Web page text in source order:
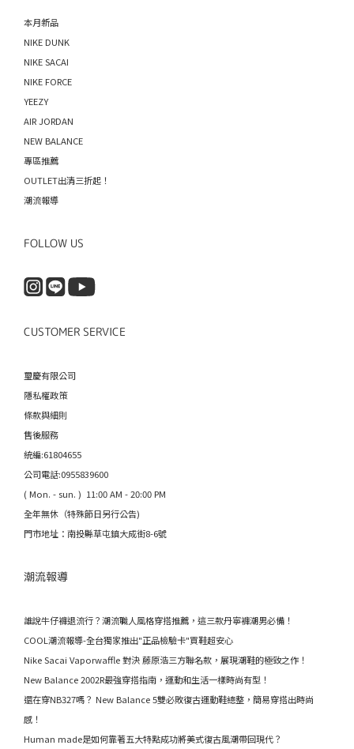
本月新品
NIKE DUNK
NIKE SACAI
NIKE FORCE
YEEZY
AIR JORDAN
NEW BALANCE
專區推薦
OUTLET出清三折起！
潮流報導
FOLLOW US
CUSTOMER SERVICE
璽慶有限公司
隱私權政策
條款與細則
售後服務
統編:61804655
公司電話:0955839600
( Mon. - sun. ) 11:00 AM - 20:00 PM
全年無休（特殊節日另行公告)
門市地址：南投縣草屯鎮大成街8-6號
潮流報導
誰說牛仔褲退流行？潮流職人風格穿搭推薦，這三款丹寧褲潮男必備！
COOL潮流報導-全台獨家推出"正品檢驗卡"買鞋超安心
Nike Sacai Vaporwaffle 對決 藤原浩三方聯名款，展現潮鞋的極致之作！
New Balance 2002R最強穿搭指南，運動和生活一樣時尚有型！
還在穿NB327嗎？ New Balance 5雙必敗復古運動鞋總整，簡易穿搭出時尚
感！
Human made是如何靠著五大特點成功將美式復古風潮帶回現代？